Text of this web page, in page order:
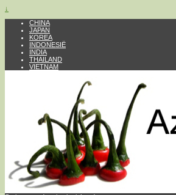
↓
CHINA
JAPAN
KOREA
INDONESIË
INDIA
THAILAND
VIETNAM